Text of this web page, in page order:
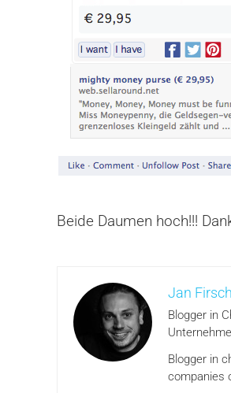
Beide Daumen hoch!!!
Jan
Blogger in
Blogger in
companies